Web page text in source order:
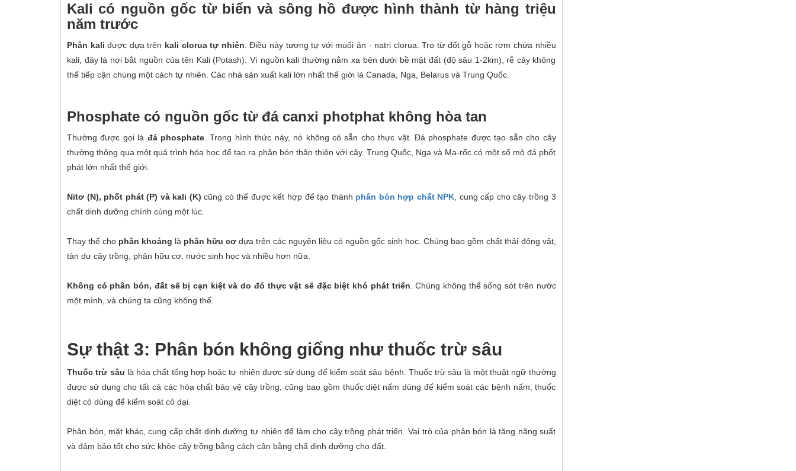
Kali có nguồn gốc từ biển và sông hồ được hình thành từ hàng triệu
năm trước
Phân kali được dựa trên kali clorua tự nhiên. Điều này tương tự với muối ăn - natri clorua. Tro từ đốt gỗ hoặc rơm chứa nhiều
kali, đây là nơi bắt nguồn của tên Kali (Potash). Vì nguồn kali thường nằm xa bên dưới bề mặt đất (độ sâu 1-2km), rễ cây không
thể tiếp cận chúng một cách tự nhiên. Các nhà sản xuất kali lớn nhất thế giới là Canada, Nga, Belarus và Trung Quốc.
Phosphate có nguồn gốc từ đá canxi photphat không hòa tan
Thường được gọi là đá phosphate. Trong hình thức này, nó không có sẵn cho thực vật. Đá phosphate được tạo sẵn cho cây
thường thông qua một quá trình hóa học để tạo ra phân bón thân thiện với cây. Trung Quốc, Nga và Ma-rốc có một số mỏ đá phốt
phát lớn nhất thế giới.
Nitơ (N), phốt phát (P) và kali (K) cũng có thể được kết hợp để tạo thành phân bón hợp chất NPK, cung cấp cho cây trồng 3
chất dinh dưỡng chính cùng một lúc.
Thay thế cho phân khoáng là phân hữu cơ dựa trên các nguyên liệu có nguồn gốc sinh học. Chúng bao gồm chất thải động vật,
tàn dư cây trồng, phân hữu cơ, nước sinh học và nhiều hơn nữa.
Không có phân bón, đất sẽ bị cạn kiệt và do đó thực vật sẽ đặc biệt khó phát triển. Chúng không thể sống sót trên nước
một mình, và chúng ta cũng không thể.
Sự thật 3: Phân bón không giống như thuốc trừ sâu
Thuốc trừ sâu là hóa chất tổng hợp hoặc tự nhiên được sử dụng để kiểm soát sâu bệnh. Thuốc trừ sâu là một thuật ngữ thường
được sử dụng cho tất cả các hóa chất bảo vệ cây trồng, cũng bao gồm thuốc diệt nấm dùng để kiểm soát các bệnh nấm, thuốc
diệt cỏ dùng để kiểm soát cỏ dại.
Phân bón, mặt khác, cung cấp chất dinh dưỡng tự nhiên để làm cho cây trồng phát triển. Vai trò của phân bón là tăng năng suất
và đảm bảo tốt cho sức khỏe cây trồng bằng cách cân bằng chấ dinh dưỡng cho đất.